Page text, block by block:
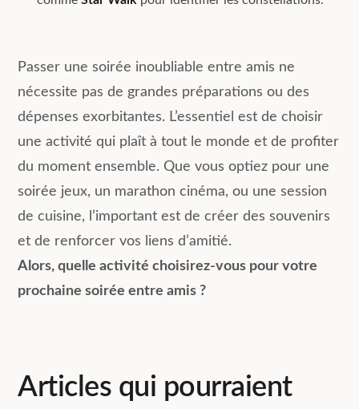
Passer une soirée inoubliable entre amis ne
nécessite pas de grandes préparations ou des
dépenses exorbitantes. L’essentiel est de choisir
une activité qui plaît à tout le monde et de profiter
du moment ensemble. Que vous optiez pour une
soirée jeux, un marathon cinéma, ou une session
de cuisine, l’important est de créer des souvenirs
et de renforcer vos liens d’amitié.
Alors, quelle activité choisirez-vous pour votre
prochaine soirée entre amis ?
Articles qui pourraient